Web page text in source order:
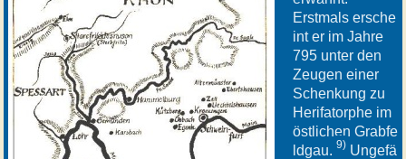
Erstmals ersche
int er im Jahre
795 unter den
Zeugen einer
Schenkung zu
Herifatorphe im
östlichen Grabfe
ldgau. 9)Ungefä